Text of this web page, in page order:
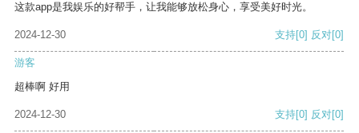
这款app是我娱乐的好帮手，让我能够放松身心，享受美好时光。
2024-12-30 支持[0] 反对[0]
游客
超棒啊 好用
2024-12-30 支持[0] 反对[0]